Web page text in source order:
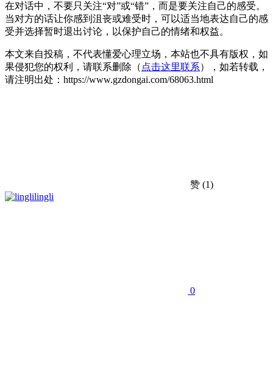
在对话中，不要只关注“对”或“错”，而是要关注自己的感受。
当对方的话让你感到沮丧或难受时，可以适当地表达自己的感
受并选择暂时退出讨论，以保护自己的情绪和权益。
本文来自投稿，不代表懂爱心理立场，本站也不具有版权，如
果侵犯您的权利，请联系删除（ 点击这里联系），如若转载，
请注明出处：https://www.gzdongai.com/68063.html
赞 (1)
lingli
0